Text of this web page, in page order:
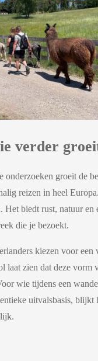
verder
onderzoeken groeit de
reizen in heel
Het biedt rust, natuur en
die je bezoekt.
kiezen voor een
laat zien dat deze vorm
wie tijdens een
uitvalsbasis, blijkt